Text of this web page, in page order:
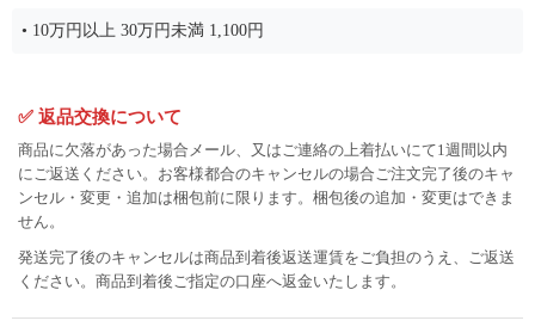
• 10万円以上 30万円未満 1,100円
✅ 返品交換について
商品に欠落があった場合メール、又はご連絡の上着払いにて1週間以内
にご返送ください。お客様都合のキャンセルの場合ご注文完了後のキャ
ンセル・変更・追加は梱包前に限ります。梱包後の追加・変更はできま
せん。
発送完了後のキャンセルは商品到着後返送運賃をご負担のうえ、ご返送
ください。商品到着後ご指定の口座へ返金いたします。